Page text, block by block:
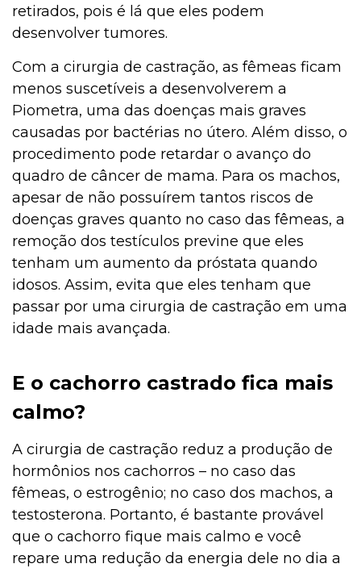
retirados, pois é lá que eles podem
desenvolver tumores.
Com a cirurgia de castração, as fêmeas ficam
menos suscetíveis a desenvolverem a
Piometra, uma das doenças mais graves
causadas por bactérias no útero. Além disso, o
procedimento pode retardar o avanço do
quadro de câncer de mama. Para os machos,
apesar de não possuírem tantos riscos de
doenças graves quanto no caso das fêmeas, a
remoção dos testículos previne que eles
tenham um aumento da próstata quando
idosos. Assim, evita que eles tenham que
passar por uma cirurgia de castração em uma
idade mais avançada.
E o cachorro castrado fica mais
calmo?
A cirurgia de castração reduz a produção de
hormônios nos cachorros – no caso das
fêmeas, o estrogênio; no caso dos machos, a
testosterona. Portanto, é bastante provável
que o cachorro fique mais calmo e você
repare uma redução da energia dele no dia a